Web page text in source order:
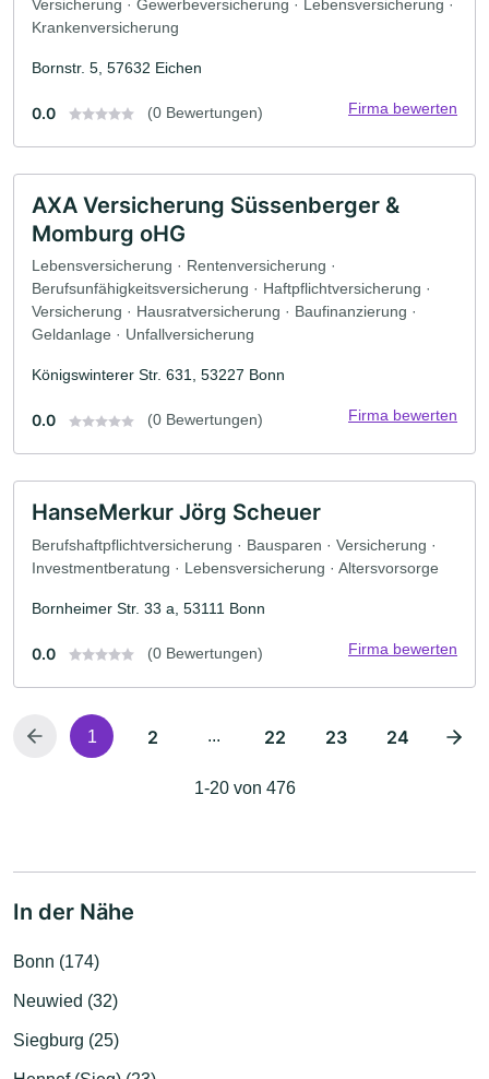
Versicherung · Gewerbeversicherung · Lebensversicherung ·
Krankenversicherung
Bornstr. 5, 57632 Eichen
0.0 (0 Bewertungen) Firma bewerten
AXA Versicherung Süssenberger &
Momburg oHG
Lebensversicherung · Rentenversicherung ·
Berufsunfähigkeitsversicherung · Haftpflichtversicherung ·
Versicherung · Hausratversicherung · Baufinanzierung ·
Geldanlage · Unfallversicherung
Königswinterer Str. 631, 53227 Bonn
0.0 (0 Bewertungen) Firma bewerten
HanseMerkur Jörg Scheuer
Berufshaftpflichtversicherung · Bausparen · Versicherung ·
Investmentberatung · Lebensversicherung · Altersvorsorge
Bornheimer Str. 33 a, 53111 Bonn
0.0 (0 Bewertungen) Firma bewerten
1 2 ... 22 23 24
1-20 von 476
In der Nähe
Bonn (174)
Neuwied (32)
Siegburg (25)